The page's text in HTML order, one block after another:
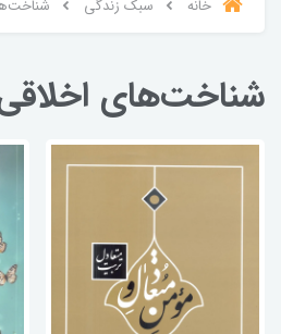
خانه سبک زندگی
شناخت‌های